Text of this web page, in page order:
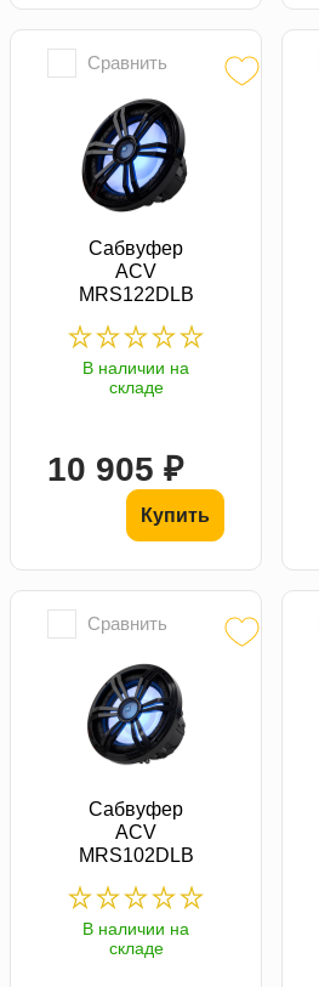
Сравнить
Сабвуфер
ACV
MRS122DLB
В наличии на
складе
10 905 ₽
Купить
Сравнить
Сабвуфер
ACV
MRS102DLB
В наличии на
складе